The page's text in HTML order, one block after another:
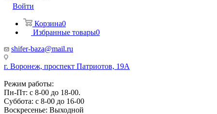
Войти
Корзина0
Избранные товары0
shifer-baza@mail.ru
г. Воронеж, проспект Патриотов, 19А
Режим работы:
Пн-Пт: с 8-00 до 18-00.
Суббота: с 8-00 до 16-00
Воскресенье: Выходной